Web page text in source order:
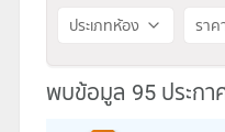
ประเภทห้อง ราค
พบข้อมูล 95 ประกา